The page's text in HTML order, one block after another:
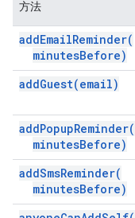
方法
addEmailReminder(
minutesBefore)
addGuest(email)
addPopupReminder(
minutesBefore)
addSmsReminder(
minutesBefore)